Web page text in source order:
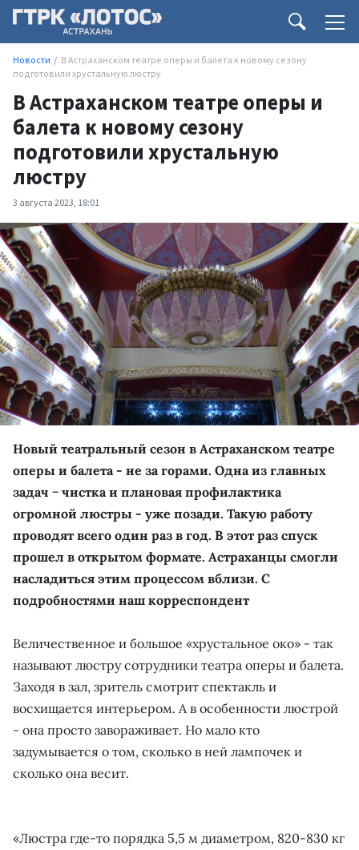
Новости
В Астраханском театре оперы и балета к новому сезону
подготовили хрустальную люстру
В Астраханском театре оперы и
балета к новому сезону
подготовили хрустальную
люстру
3 августа 2023, 18:01
Новый театральный сезон в Астраханском театре
оперы и балета - не за горами. Одна из главных
задач − чистка и плановая профилактика
огромной люстры - уже позади. Такую работу
проводят всего один раз в год. В этот раз спуск
прошел в открытом формате. Астраханцы смогли
насладиться этим процессом вблизи. С
подробностями наш корреспондент
Величественное и большое «хрустальное око» - так
называют люстру сотрудники театра оперы и балета.
Заходя в зал, зритель смотрит спектакль и
восхищается интерьером. А в особенности люстрой
- она просто завораживает. Но мало кто
задумывается о том, сколько в ней лампочек и
сколько она весит.
«Люстра где-то порядка 5,5 м диаметром, 820-830 кг